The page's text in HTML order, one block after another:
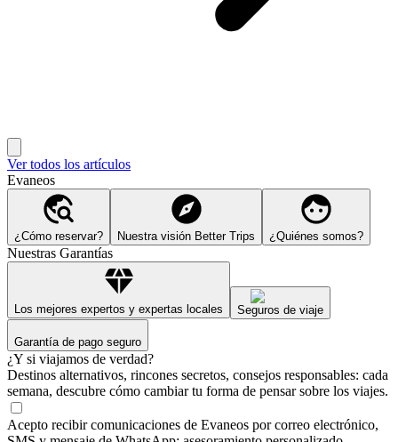
Ver todos los artículos
Evaneos
¿Cómo reservar? Nuestra visión Better Trips ¿Quiénes somos?
Nuestras Garantías
Los mejores expertos y expertas locales Seguros de viaje
Garantía de pago seguro
¿Y si viajamos de verdad?
Destinos alternativos, rincones secretos, consejos responsables: cada
semana, descubre cómo cambiar tu forma de pensar sobre los viajes.
Acepto recibir comunicaciones de Evaneos por correo electrónico,